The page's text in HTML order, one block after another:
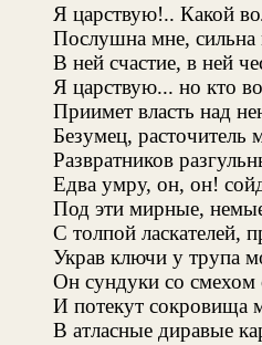
Я царствую!.. Какой
Послушна мне, сильна
В ней счастие, в ней
Я царствую... но кто
Приимет власть над
Безумец, расточитель
Развратников
Едва умру, он, он!
Под эти мирные,
С толпой ласкателей,
Украв ключи у трупа
Он сундуки со смехом
И потекут сокровища
В атласные диравые